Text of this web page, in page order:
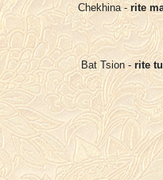
Chekhina - rite
Bat Tsion - rite